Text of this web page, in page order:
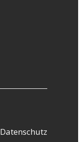
Datenschutz